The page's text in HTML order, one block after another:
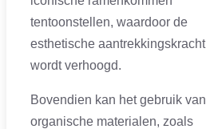
tentoonstellen, waardoor de
esthetische aantrekkingskracht
wordt verhoogd.
Bovendien kan het gebruik van
organische materialen, zoals